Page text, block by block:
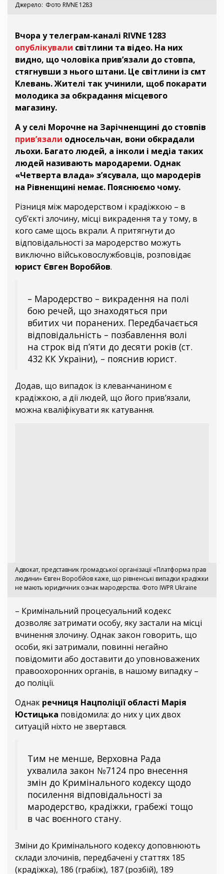
Джерело Фото RIVNE 1283
Вчора у телеграм-каналі RIVNE 1283
опублікували світлини та відео. На них
видно, що чоловіка прив’язали до стовпа,
стягнувши з нього штани. Це світлини із смт
Клевань. Жителі так учинили, щоб покарати
молодика за обкрадання місцевого
магазину.
А у селі Морочне на Зарічненщині до стовпів
прив’язали односельчан, вони обкрадали
льохи. Багато людей, а інколи і медіа таких
людей називають мародареми. Однак
«Четверта влада» з’ясувала, що мародерів
на Рівненщині немає. Пояснюємо чому.
Різниця між мародерством і крадіжкою – в
суб’єкті злочину, місці викрадення та у тому, в
кого саме щось вкрали. А притягнути до
відповідальності за мародерство можуть
виключно військовослужбовців, розповідає
юрист Євген Воробйов.
– Мародерство – викрадення на полі
бою речей, що знаходяться при
вбитих чи поранених. Передбачається
відповідальність – позбавлення волі
на строк від п’яти до десяти років (ст.
432 КК України), – пояснив юрист.
Додав, що випадок із клеванчанином є
крадіжкою, а дії людей, що його прив’язали,
можна кваліфікувати як катування.
Адвокат, представник громадської організації «Платформа прав
людини» Євген Воробйов каже, що рівненські випадки крадіжки
не мають юридичних ознак мародерства. Фото IWPR Ukraine
– Кримінальний процесуальний кодекс
дозволяє затримати особу, яку застали на місці
вчинення злочину. Однак закон говорить, що
особи, які затримали, повинні негайно
повідомити або доставити до уповноважених
правоохоронних органів, в нашому випадку –
до поліції.
Однак речниця Нацполіції області Марія
Юстицька повідомила: до них у цих двох
ситуацій ніхто не звертався.
Тим не менше, Верховна Рада
ухвалила закон №7124 про внесення
змін до Кримінального кодексу щодо
посилення відповідальності за
мародерство, крадіжки, грабежі тощо
в час воєнного стану.
Зміни до Кримінального кодексу доповнюють
склади злочинів, передбачені у статтях 185
(крадіжка), 186 (грабіж), 187 (розбій), 189